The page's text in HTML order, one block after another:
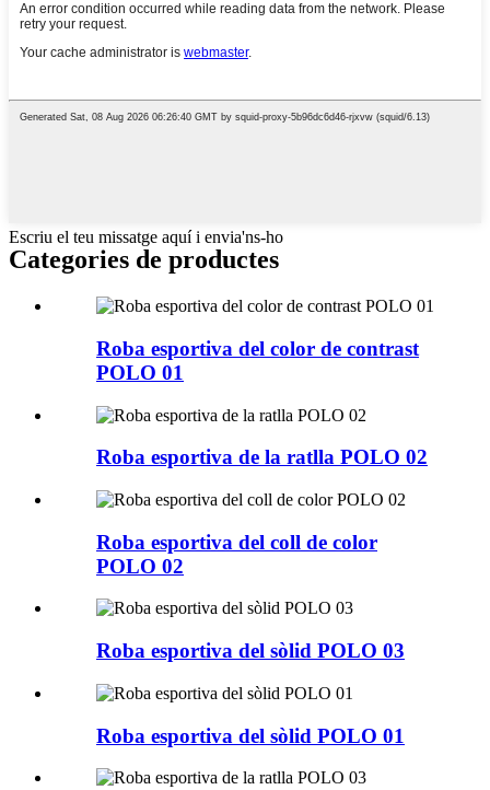
Escriu el teu missatge aquí i envia'ns-ho
Categories de productes
Roba esportiva del color de contrast
POLO 01
Roba esportiva de la ratlla POLO 02
Roba esportiva del coll de color
POLO 02
Roba esportiva del sòlid POLO 03
Roba esportiva del sòlid POLO 01